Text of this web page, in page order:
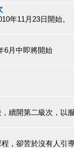
年11月23日開始。
6月中即將開始
續開第二級次，以
，卻苦於沒有人引